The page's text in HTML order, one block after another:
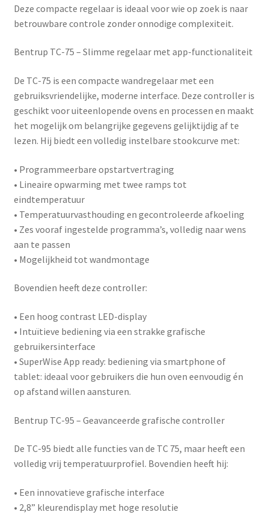
Deze compacte regelaar is ideaal voor wie op zoek is naar
betrouwbare controle zonder onnodige complexiteit.
Bentrup TC-75 – Slimme regelaar met app-functionaliteit
De TC-75 is een compacte wandregelaar met een
gebruiksvriendelijke, moderne interface. Deze controller is
geschikt voor uiteenlopende ovens en processen en maakt
het mogelijk om belangrijke gegevens gelijktijdig af te
lezen. Hij biedt een volledig instelbare stookcurve met:
• Programmeerbare opstartvertraging
• Lineaire opwarming met twee ramps tot
eindtemperatuur
• Temperatuurvasthouding en gecontroleerde afkoeling
• Zes vooraf ingestelde programma’s, volledig naar wens
aan te passen
• Mogelijkheid tot wandmontage
Bovendien heeft deze controller:
• Een hoog contrast LED-display
• Intuïtieve bediening via een strakke grafische
gebruikersinterface
• SuperWise App ready: bediening via smartphone of
tablet: ideaal voor gebruikers die hun oven eenvoudig én
op afstand willen aansturen.
Bentrup TC-95 – Geavanceerde grafische controller
De TC-95 biedt alle functies van de TC 75, maar heeft een
volledig vrij temperatuurprofiel. Bovendien heeft hij:
• Een innovatieve grafische interface
• 2,8” kleurendisplay met hoge resolutie